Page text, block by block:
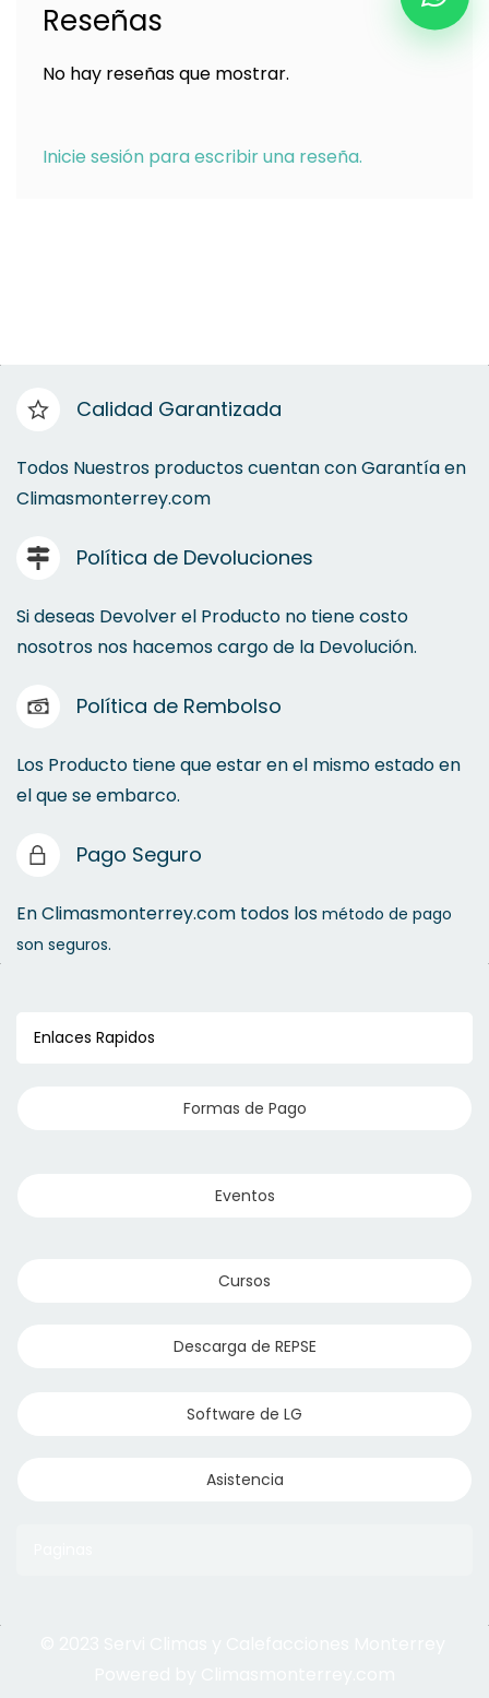
Reseñas
No hay reseñas que mostrar.
Inicie sesión para escribir una reseña.
Calidad Garantizada
Todos Nuestros productos cuentan con Garantía en
Climasmonterrey.com
Política de Devoluciones
Si deseas Devolver el Producto no tiene costo
nosotros nos hacemos cargo de la Devolución.
Política de Rembolso
Los Producto tiene que estar en el mismo estado en
el que se embarco.
Pago Seguro
En Climasmonterrey.com todos los método de pago
son seguros.
Enlaces Rapidos
Formas de Pago
Eventos
Cursos
Descarga de REPSE
Software de LG
Asistencia